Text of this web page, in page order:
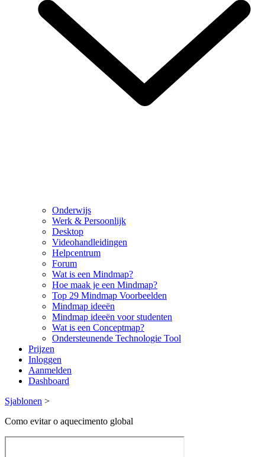
Onderwijs
Werk & Persoonlijk
Desktop
Videohandleidingen
Helpcentrum
Forum
Wat is een Mindmap?
Hoe maak je een Mindmap?
Top 29 Mindmap Voorbeelden
Mindmap ideeën
Mindmap ideeën voor studenten
Wat is een Conceptmap?
Ondersteunende Technologie Tool
Prijzen
Inloggen
Aanmelden
Dashboard
Sjablonen >
Como evitar o aquecimento global